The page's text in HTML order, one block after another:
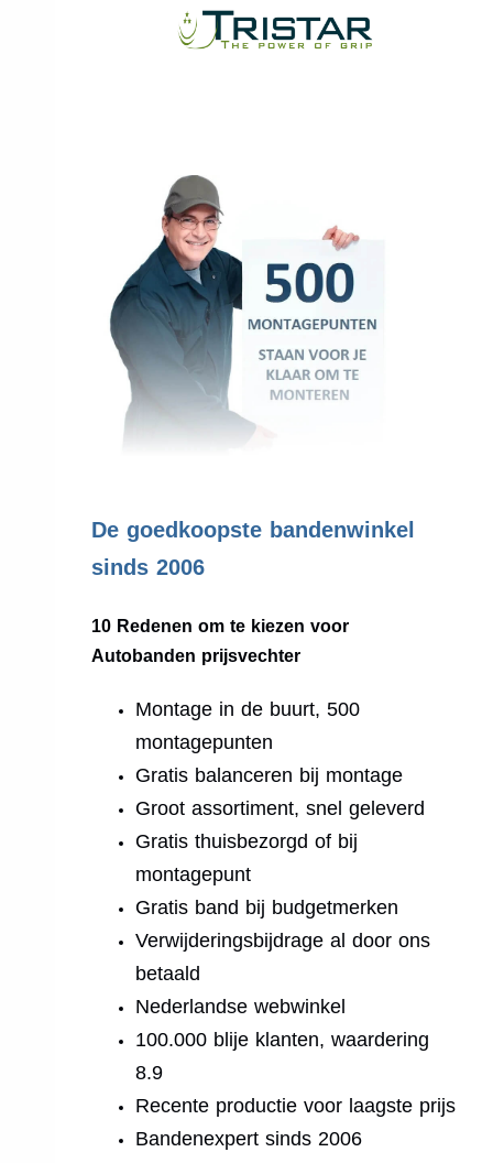
De goedkoopste bandenwinkel
sinds 2006
10 Redenen om te kiezen voor
Autobanden prijsvechter
Montage in de buurt, 500
montagepunten
Gratis balanceren bij montage
Groot assortiment, snel geleverd
Gratis thuisbezorgd of bij
montagepunt
Gratis band bij budgetmerken
Verwijderingsbijdrage al door ons
betaald
Nederlandse webwinkel
100.000 blije klanten, waardering
8.9
Recente productie voor laagste prijs
Bandenexpert sinds 2006